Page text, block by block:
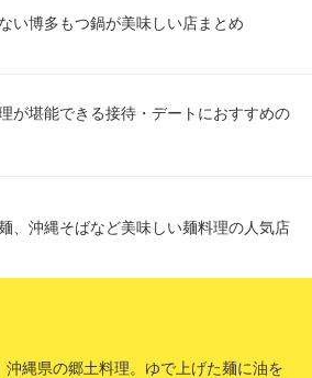
い博多もつ鍋が美味しい店まとめ
が堪能できる接待・デートにおすすめの
、沖縄そばなど美味しい麺料理の人気店
沖縄県の郷土料理。ゆで上げた麺に油を